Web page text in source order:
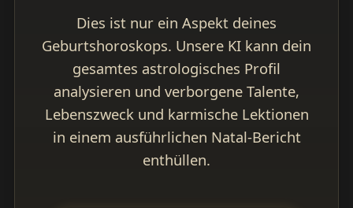
Dies ist nur ein Aspekt deines
Geburtshoroskops. Unsere KI kann dein
gesamtes astrologisches Profil
analysieren und verborgene Talente,
Lebenszweck und karmische Lektionen
in einem ausführlichen Natal-Bericht
enthüllen.